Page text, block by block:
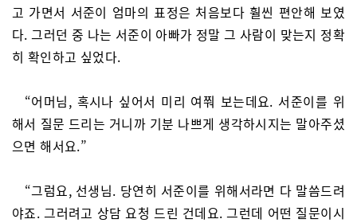
고 가면서 서준이 엄마의 표정은 처음보다 훨씬 편안해 보였
다. 그러던 중 나는 서준이 아빠가 정말 그 사람이 맞는지 정확
히 확인하고 싶었다.
“어머님, 혹시나 싶어서 미리 여쭤 보는데요. 서준이를 위
해서 질문 드리는 거니까 기분 나쁘게 생각하시지는 말아주셨
으면 해서요.”
“그럼요, 선생님. 당연히 서준이를 위해서라면 다 말씀드려
야죠. 그러려고 상담 요청 드린 건데요. 그런데 어떤 질문이시